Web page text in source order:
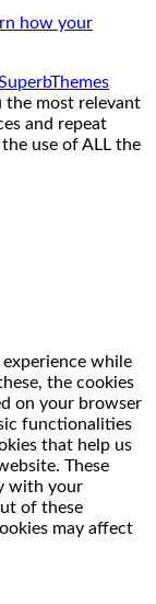
how your
the most relevant
and repeat
use of ALL the
while
the cookies
on your browser
functionalities
that help us
These
with your
of these
may affect